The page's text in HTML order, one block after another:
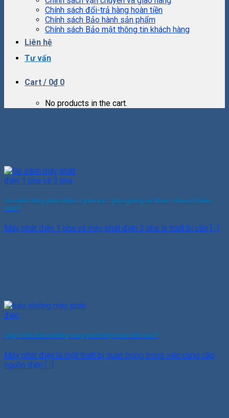
Chính sách đổi-trả hàng hoàn tiền
Chính sách Bảo hành sản phẩm
Chính sách Bảo mật thông tin khách hàng
Liên hệ
Tư vấn
Cart / 0₫ 0
No products in the cart.
So sánh Máy phát điện 3 pha và 1 pha giống và khác nhau ở điểm
nào?
Máy phát điện 1 pha và máy phát điện 3 pha là thiết bị cần [...]
Quy trình bảo dưỡng máy phát điện như thế nào?
Máy phát điện là một thiết bị quan trọng trong việc cung cấp
nguồn điện [...]